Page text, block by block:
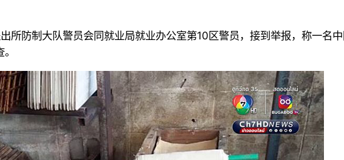
所防制大队警员会同就业局就业办公室第10区警员，接到举报，称一名